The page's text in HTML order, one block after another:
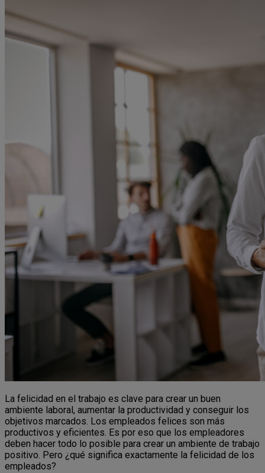
La felicidad en el trabajo es clave para crear un buen
ambiente laboral, aumentar la productividad y conseguir los
objetivos marcados. Los empleados felices son más
productivos y eficientes. Es por eso que los empleadores
deben hacer todo lo posible para crear un ambiente de trabajo
positivo. Pero ¿qué significa exactamente la felicidad de los
empleados?